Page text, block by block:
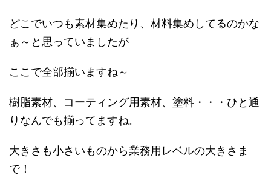
どこでいつも素材集めたり、材料集めしてるのかな
ぁ～と思っていましたが
ここで全部揃いますね～
樹脂素材、コーティング用素材、塗料・・・ひと通
りなんでも揃ってますね。
大きさも小さいものから業務用レベルの大きさま
で！